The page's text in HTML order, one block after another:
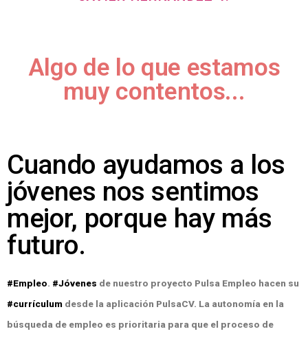
Algo de lo que estamos
muy contentos...
Cuando ayudamos a los
jóvenes nos sentimos
mejor, porque hay más
futuro.
#Empleo. #Jóvenes de nuestro proyecto Pulsa Empleo hacen su
#currículum desde la aplicación PulsaCV. La autonomía en la
búsqueda de empleo es prioritaria para que el proceso de